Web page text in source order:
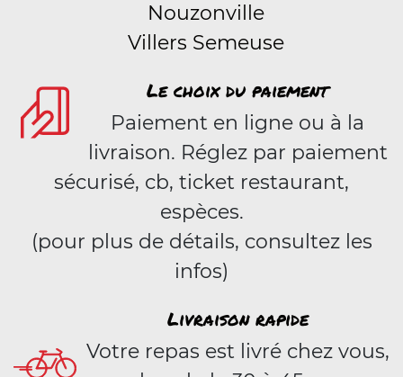
Nouzonville
Villers Semeuse
Le choix du paiement
Paiement en ligne ou à la
livraison. Réglez par paiement
sécurisé, cb, ticket restaurant,
espèces.
(pour plus de détails, consultez les
infos)
Livraison rapide
Votre repas est livré chez vous,